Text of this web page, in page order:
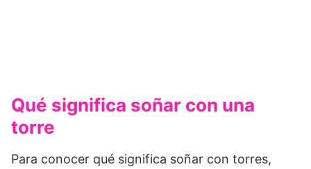
Qué significa soñar con una
torre
Para conocer qué significa soñar con torres,